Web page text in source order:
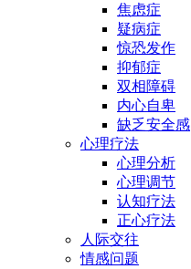
焦虑症
疑病症
惊恐发作
抑郁症
双相障碍
内心自卑
缺乏安全感
心理疗法
心理分析
心理调节
认知疗法
正心疗法
人际交往
情感问题